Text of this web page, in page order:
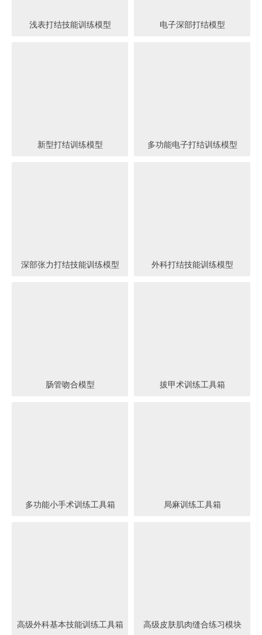
浅表打结技能训练模型 电子深部打结模型
新型打结训练模型 多功能电子打结训练模型
深部张力打结技能训练模型 外科打结技能训练模型
肠管吻合模型 拔甲术训练工具箱
多功能小手术训练工具箱 局麻训练工具箱
高级外科基本技能训练工具箱 高级皮肤肌肉缝合练习模块